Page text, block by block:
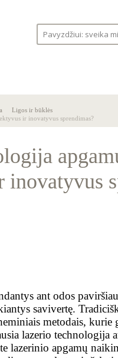
Ligos ir būklės
ir inovatyvus sprendimas?
ant odos
savivertę.
metodais,
lazerio technologija
lazerinio apgamų